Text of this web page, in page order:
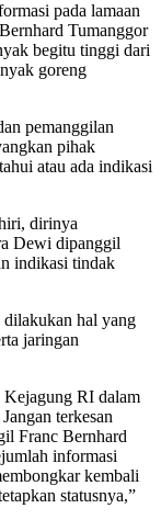
pada lamaan
Tumanggor
begitu tinggi dari
goreng
pemanggilan
pihak
atau ada indikasi
dirinya
Dewi dipanggil
indikasi tindak
dilakukan hal yang
jaringan
Kejagung RI dalam
terkesan
Franc Bernhard
informasi
kembali
statusnya,”